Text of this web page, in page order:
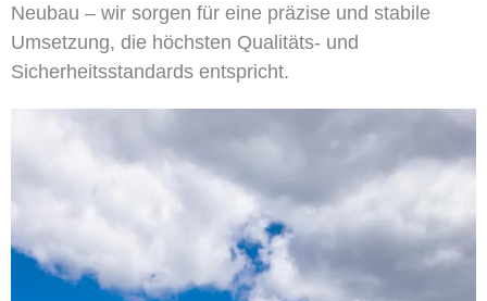
Neubau – wir sorgen für eine präzise und stabile
Umsetzung, die höchsten Qualitäts- und
Sicherheitsstandards entspricht.